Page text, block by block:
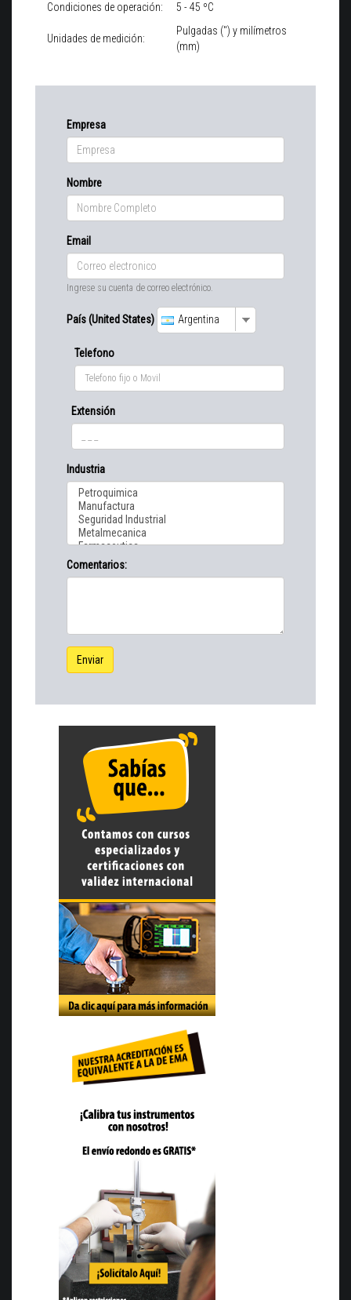
Condiciones de operación:
5 - 45 ºC
Unidades de medición:
Pulgadas (") y milímetros
(mm)
Empresa
Nombre
Email
Ingrese su cuenta de correo electrónico.
País (United States) Argentina
Telefono
Extensión
Industria
Comentarios:
Enviar